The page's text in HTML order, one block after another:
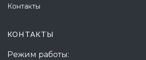
Контакты
КОНТАКТЫ
Режим работы: